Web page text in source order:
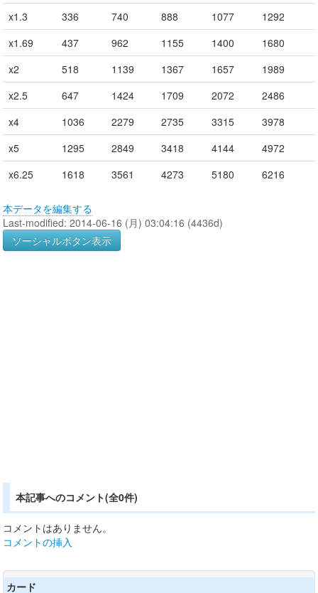
x1.3 336 740 888 1077
1292
x1.69
437 962 1155 1400
1680
x2
518 1139 1367 1657
1989
x2.5
647 1424 1709 2072
2486
x4
1036 2279 2735 3315
3978
x5
1295 2849 3418 4144
4972
x6.25
1618 3561 4273 5180 6216
本データを編集する
Last-modified: 2014-06-16 (月) 03:04:16 (4436d)
ソーシャルボタン表示
本記事へのコメント(全0件)
コメントはありません。
コメントの挿入
カード